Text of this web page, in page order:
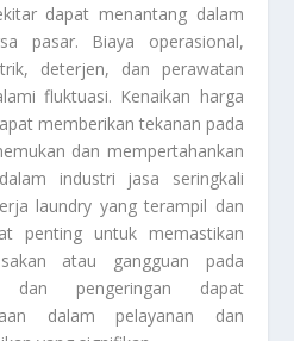
dapat menantang dalam
pasar. Biaya operasional,
deterjen, dan perawatan
fluktuasi. Kenaikan harga
memberikan tekanan pada
dan mempertahankan
industri jasa seringkali
laundry yang terampil dan
penting untuk memastikan
atau gangguan pada
dan pengeringan dapat
dalam pelayanan dan